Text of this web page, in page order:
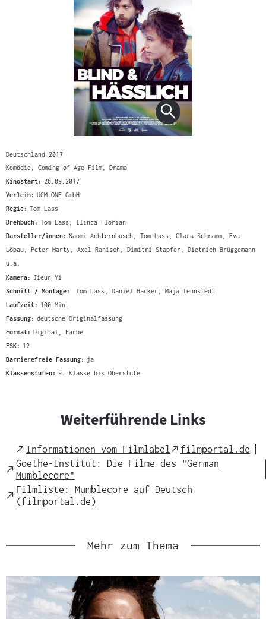
Deutschland 2017
Komödie, Coming-of-Age-Film, Drama
Kinostart: 20.09.2017
Verleih: UCM.ONE GmbH
Regie: Tom Lass
Drehbuch: Tom Lass, Ilinca Florian
Darsteller/innen: Naomi Achternbusch, Tom Lass, Clara Schramm, Eva
Löbau, Peter Marty, Axel Ranisch, Dimitri Stapfer, Dietrich Brüggemann
u.a.
Kamera: Jieun Yi
Schnitt / Montage:
Tom Lass, Daniel Hacker, Maja Tennstedt
Laufzeit: 100 Min.
Fassung: deutsche Originalfassung
Format: Digital, Farbe
FSK: 12
Barrierefreie Fassung: ja
Klassenstufen: 9. Klasse bis Oberstufe
Weiterführende Links
External
Link
Informationen vom Filmlabel
External
Link
filmportal.de
External
Link
Goethe-Institut: Die Filme des "German
Mumblecore"
External
Link
Filmliste: Mumblecore auf Deutsch
(filmportal.de)
Mehr zum Thema
Slider
überspringen